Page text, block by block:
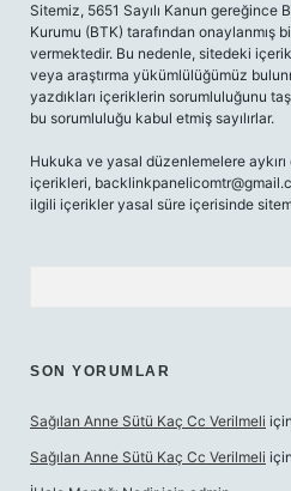
Sitemiz, 5651 Sayılı Kanun gereğince
Kurumu (BTK) tarafından onaylanmış
vermektedir. Bu nedenle, sitedeki
veya araştırma yükümlülüğümüz
yazdıkları içeriklerin sorumluluğunu
bu sorumluluğu kabul etmiş sayılırlar.
Hukuka ve yasal düzenlemelere
içerikleri,
ilgili içerikler yasal süre içerisinde
SON YORUMLAR
Sağılan Anne Sütü Kaç Cc Verilmeli için
Sağılan Anne Sütü Kaç Cc Verilmeli için